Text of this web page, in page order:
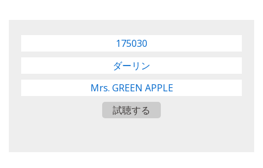
175030
ダーリン
Mrs. GREEN APPLE
試聴する